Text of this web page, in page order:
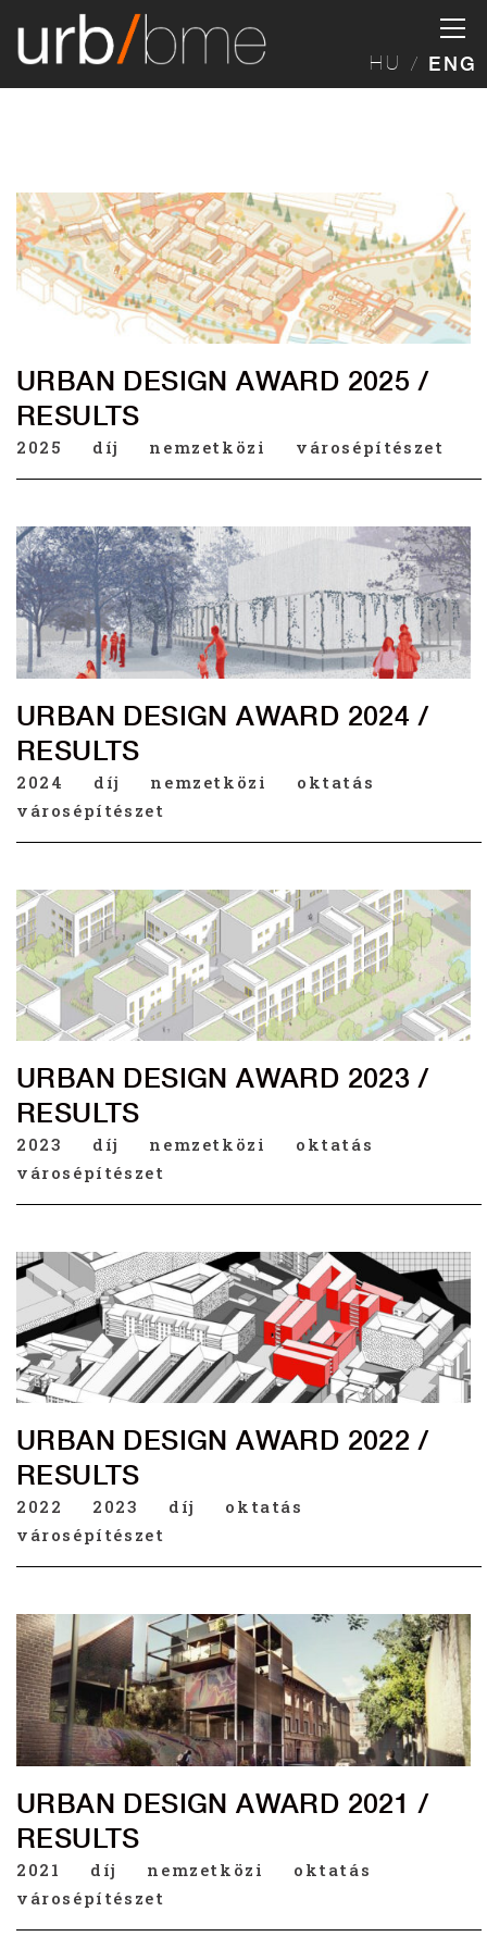
HU ENG
URBAN DESIGN AWARD 2025 /
RESULTS
2025 díj nemzetközi városépítészet
URBAN DESIGN AWARD 2024 /
RESULTS
2024 díj nemzetközi
oktatás
városépítészet
URBAN DESIGN AWARD 2023 /
RESULTS
2023 díj nemzetközi
oktatás
városépítészet
URBAN DESIGN AWARD 2022 /
RESULTS
2022 2023 díj
oktatás
városépítészet
URBAN DESIGN AWARD 2021 /
RESULTS
2021 díj nemzetközi
oktatás
városépítészet